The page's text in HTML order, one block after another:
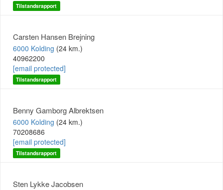
Tilstandsrapport
Carsten Hansen Brejning
6000 Kolding (24 km.)
40962200
[email protected]
Tilstandsrapport
Benny Gamborg Albrektsen
6000 Kolding (24 km.)
70208686
[email protected]
Tilstandsrapport
Sten Lykke Jacobsen